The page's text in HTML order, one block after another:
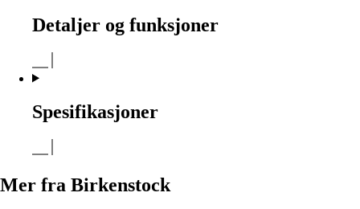
Detaljer og funksjoner
Spesifikasjoner
Mer fra Birkenstock